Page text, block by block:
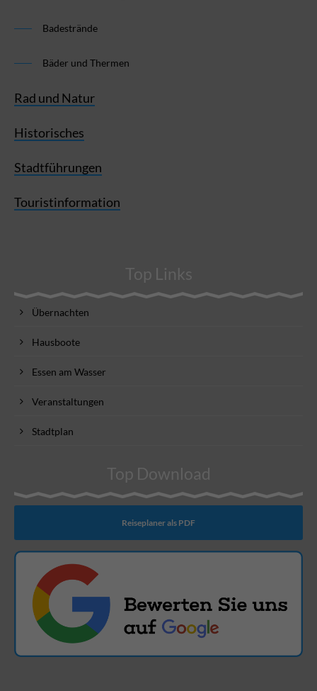
Badestrände
Bäder und Thermen
Rad und Natur
Historisches
Stadtführungen
Touristinformation
Top Links
Übernachten
Hausboote
Essen am Wasser
Veranstaltungen
Stadtplan
Top Download
Reiseplaner als PDF